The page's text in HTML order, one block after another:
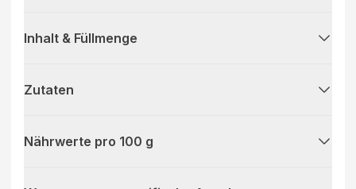
Inhalt & Füllmenge
Zutaten
Nährwerte pro 100 g